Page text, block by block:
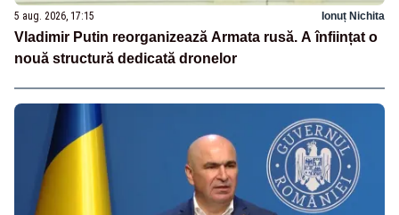
5 aug. 2026, 17:15 Ionuț Nichita
Vladimir Putin reorganizează Armata rusă. A înființat o
nouă structură dedicată dronelor